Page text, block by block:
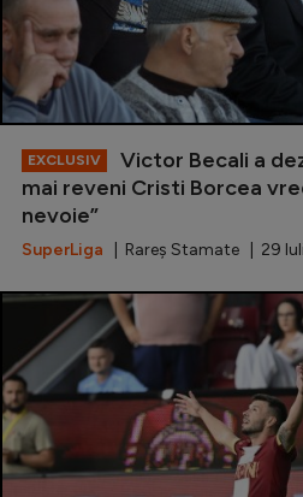
EXCLUSIV
Victor Becali a
mai reveni Cristi Borcea
nevoie”
SuperLiga | Rareș Stamate | 29